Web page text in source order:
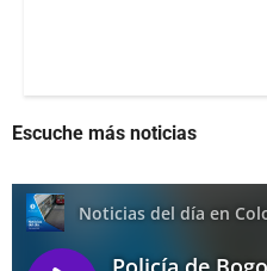
Escuche más noticias